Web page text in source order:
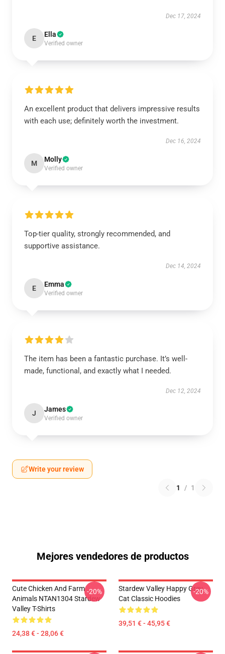
Dec 17, 2024
E Ella
Verified owner
An excellent product that delivers impressive results
with each use; definitely worth the investment.
Dec 16, 2024
M Molly
Verified owner
Top-tier quality, strongly recommended, and
supportive assistance.
Dec 14, 2024
E Emma
Verified owner
The item has been a fantastic purchase. It’s well-
made, functional, and exactly what I needed.
Dec 12, 2024
J James
Verified owner
Write your review
1 / 1
Mejores vendedores de productos
Cute Chicken And Farm
Animals NTAN1304 Stardew
Valley T-Shirts
24,38 € - 28,06 €
-20%
Stardew Valley Happy Grey
Cat Classic Hoodies
39,51 € - 45,95 €
-20%